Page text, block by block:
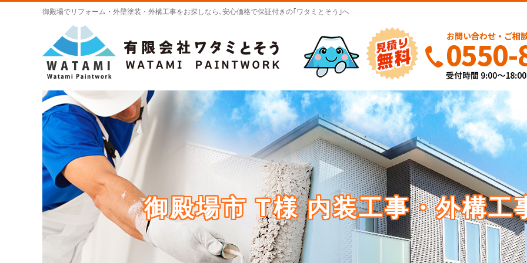
御殿場でリフォーム・外壁塗装・外構工事をお探しなら､安心価格で保証付きの｢ワタミとそう｣へ
御殿場市 T様 内装工事・外構工